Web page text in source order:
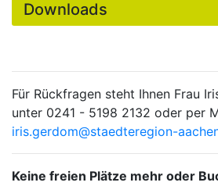
Downloads
Für Rückfragen steht Ihnen Frau
unter 0241 - 5198 2132 oder per
iris.gerdom@staedteregion-
Keine freien Plätze mehr oder